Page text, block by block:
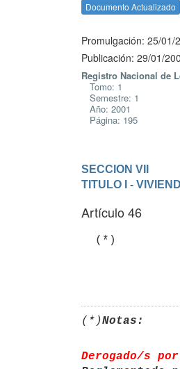
Documento Actualizado
Promulgación: 25/01/
Publicación: 29/01/
Registro Nacional de
Tomo: 1
Semestre: 1
Año: 2001
Página: 195
SECCION VII
TITULO I -
Artículo 46
(*)Notas:
Derogado/s